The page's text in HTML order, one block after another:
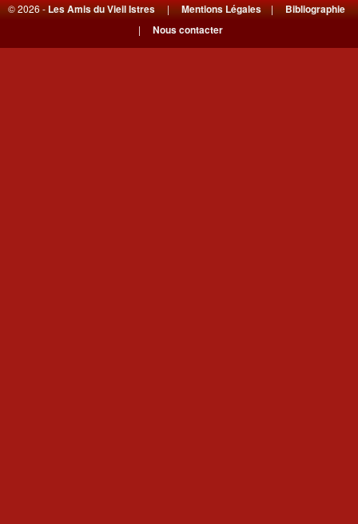
© 2026 -Les Amis du Vieil Istres|Mentions Légales|Bibliographie
| Nous contacter